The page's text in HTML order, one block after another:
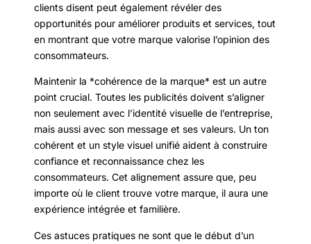
clients disent peut également révéler des
opportunités pour améliorer produits et services, tout
en montrant que votre marque valorise l’opinion des
consommateurs.
Maintenir la *cohérence de la marque* est un autre
point crucial. Toutes les publicités doivent s’aligner
non seulement avec l’identité visuelle de l’entreprise,
mais aussi avec son message et ses valeurs. Un ton
cohérent et un style visuel unifié aident à construire
confiance et reconnaissance chez les
consommateurs. Cet alignement assure que, peu
importe où le client trouve votre marque, il aura une
expérience intégrée et familière.
Ces astuces pratiques ne sont que le début d’un